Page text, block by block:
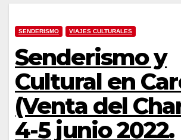
SENDERISMO VIAJES CULTURALES
Senderismo y
Cultural en
(Venta del
4-5 junio 2022.